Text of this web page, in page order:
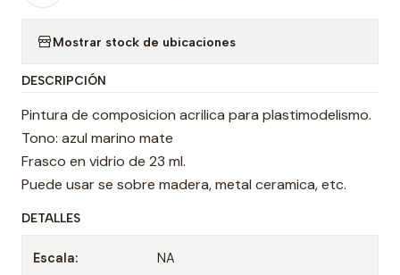
Mostrar stock de ubicaciones
DESCRIPCIÓN
Pintura de composicion acrilica para plastimodelismo.
Tono: azul marino mate
Frasco en vidrio de 23 ml.
Puede usar se sobre madera, metal ceramica, etc.
DETALLES
Escala: NA